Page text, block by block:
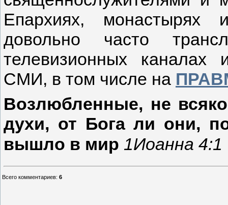
Епархиях, монастырях
довольно часто
телевизионных
СМИ, в том числе на
Возлюбленные, не
духи, от Бога ли они,
вышло в мир 1Иоанна 4:1
Всего комментариев: 6